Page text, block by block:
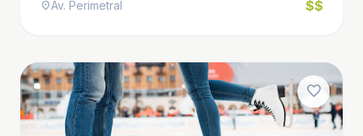
location_onAv. Perimetral $$
favorite